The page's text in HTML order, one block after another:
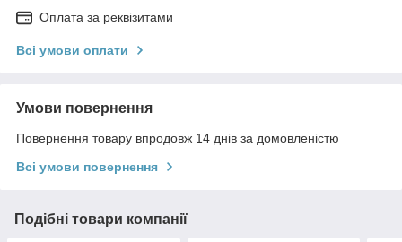
Оплата за реквізитами
Всі умови оплати
Умови повернення
Повернення товару впродовж 14 днів за домовленістю
Всі умови повернення
Подібні товари компанії